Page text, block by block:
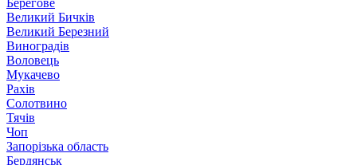
Берегове
Великий Бичків
Великий Березний
Виноградів
Воловець
Мукачево
Рахів
Солотвино
Тячів
Чоп
Запорізька область
Бердянськ